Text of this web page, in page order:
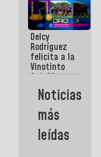
las
operaciones
en el
Aeropuerto
Internacional
de
Maiquetía
Delcy
Rodríguez
felicita a la
Vinotinto
Sub 20
campeona
frente
México Sub
23 en los
Centroamericanos
Noticias
más
leídas